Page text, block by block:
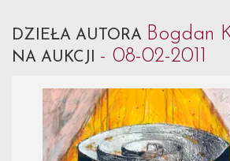
DZIEŁA AUTORA Bogdan
NA AUKCJI - 08-02-2011